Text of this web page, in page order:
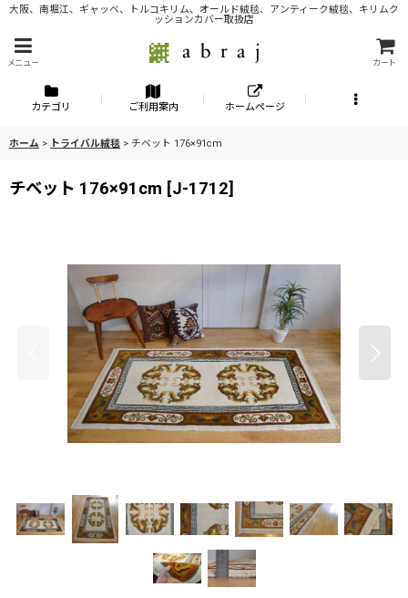
大阪、南堀江、ギャッベ、トルコキリム、オールド絨毯、アンティーク絨毯、キリムク
ッションカバー取扱店
メニュー カート
カテゴリ ご利用案内 ホームページ
ホーム > トライバル絨毯 > チベット 176×91cm
チベット 176×91cm [J-1712]